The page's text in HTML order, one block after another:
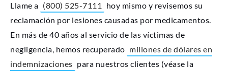
Llame a (800) 525-7111
hoy mismo y revisemos su
reclamación por lesiones causadas por medicamentos.
En más de 40 años al servicio de las víctimas de
negligencia, hemos recuperado millones de dólares en
indemnizaciones para nuestros clientes (véase la